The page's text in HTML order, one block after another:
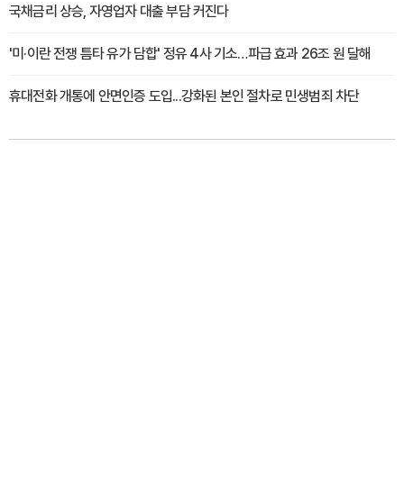
국채금리 상승, 자영업자 대출 부담 커진다
'미·이란 전쟁 틈타 유가 담합' 정유 4사 기소…파급 효과 26조 원 달해
휴대전화 개통에 안면인증 도입...강화된 본인 절차로 민생범죄 차단